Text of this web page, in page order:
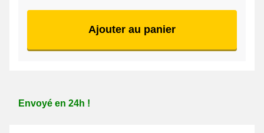
Ajouter au panier
Envoyé en 24h !